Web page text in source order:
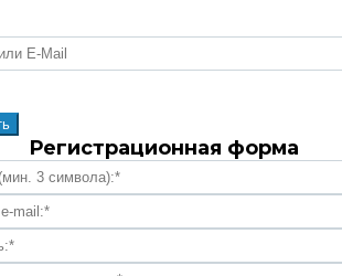
Регистрационная форма